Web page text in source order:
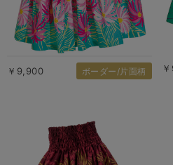
￥9,900 ボーダー/片面柄